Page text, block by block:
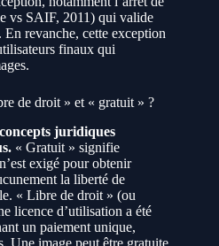
vs SAIF, 2011) qui valide
revanche, cette exception
finaux qui
de droit » et « gratuit » ?
juridiques
« Gratuit » signifie
exigé pour obtenir
la liberté de
« Libre de droit » (ou
licence d’utilisation a été
un paiement unique,
Une image peut être gratuite